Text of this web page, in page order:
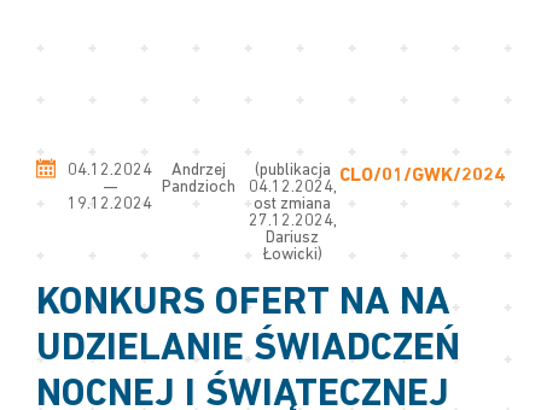
04.12.2024
—
19.12.2024
Andrzej
Pandzioch
(publikacja
04.12.2024,
ost zmiana
27.12.2024,
Dariusz
Łowicki)
CLO/01/GWK/2024
KONKURS OFERT NA NA
UDZIELANIE ŚWIADCZEŃ
NOCNEJ I ŚWIĄTECZNEJ